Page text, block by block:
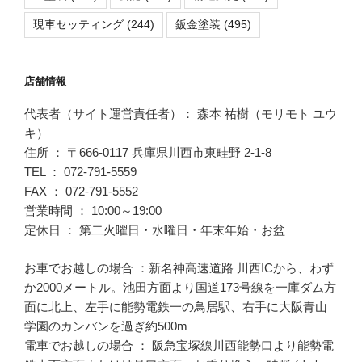
現車セッティング (244) 鈑金塗装 (495)
店舗情報
代表者（サイト運営責任者）： 森本 祐樹（モリモト ユウ
キ）
住所 ： 〒666-0117 兵庫県川西市東畦野 2-1-8
TEL ： 072-791-5559
FAX ： 072-791-5552
営業時間 ： 10:00～19:00
定休日 ： 第二火曜日・水曜日・年末年始・お盆
お車でお越しの場合 ：新名神高速道路 川西ICから、わず
か2000メートル。池田方面より国道173号線を一庫ダム方
面に北上、左手に能勢電鉄一の鳥居駅、右手に大阪青山
学園のカンバンを過ぎ約500m
電車でお越しの場合 ： 阪急宝塚線川西能勢口より能勢電